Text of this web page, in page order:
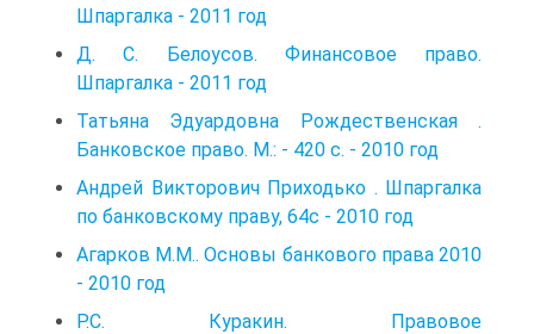
Шпаргалка - 2011 год
Д. С. Белоуcов. Финансовое право.
Шпаргалка - 2011 год
Татьяна Эдуардовна Рождественская .
Банковское право. М.: - 420 с. - 2010 год
Андрей Викторович Приходько . Шпаргалка
по банковскому праву, 64c - 2010 год
Агарков М.М.. Основы банкового права 2010
- 2010 год
Р.С. Куракин. Правовое